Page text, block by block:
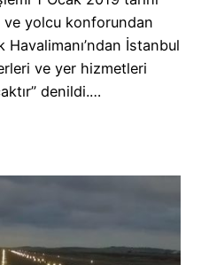
ve yolcu konforundan
İstanbul
ve yer hizmetleri
denildi.…